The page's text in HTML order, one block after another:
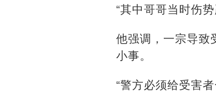
“其中哥哥当时伤
他强调，一宗导致
小事。
“警方必须给受害